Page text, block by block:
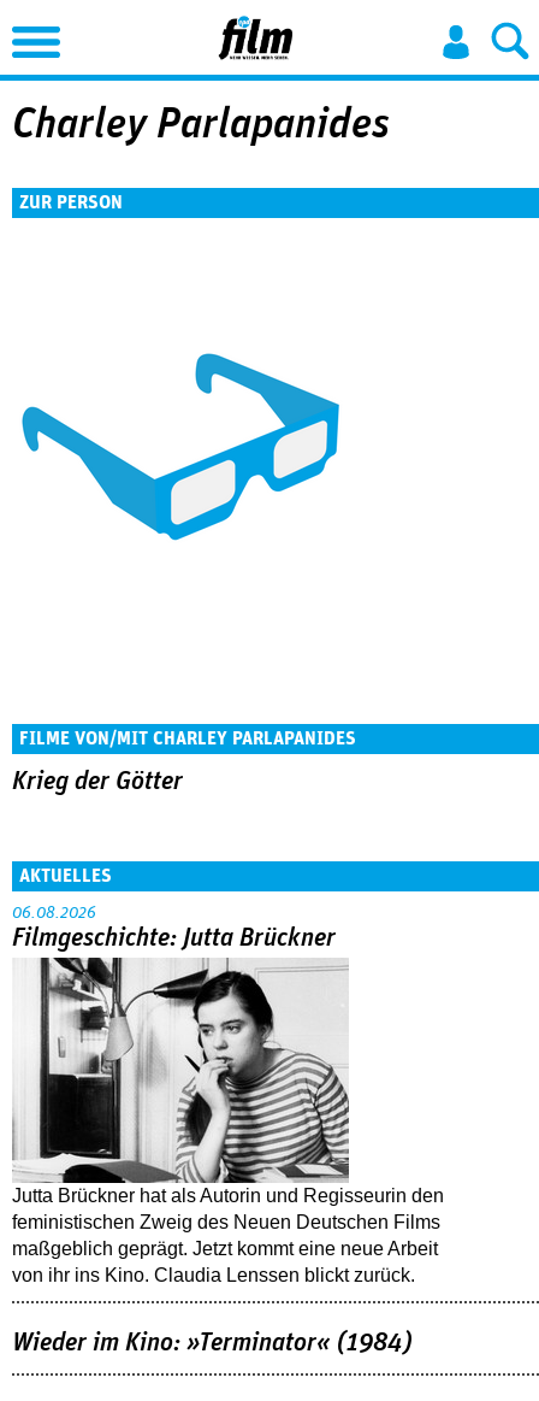
Jump to Navigation
Charley Parlapanides
ZUR PERSON
FILME VON/MIT CHARLEY PARLAPANIDES
Krieg der Götter
AKTUELLES
06.08.2026
Filmgeschichte: Jutta Brückner
Jutta Brückner hat als Autorin und Regisseurin den
feministischen Zweig des Neuen Deutschen Films
maßgeblich geprägt. Jetzt kommt eine neue Arbeit
von ihr ins Kino. Claudia Lenssen blickt zurück.
Wieder im Kino: »Terminator« (1984)